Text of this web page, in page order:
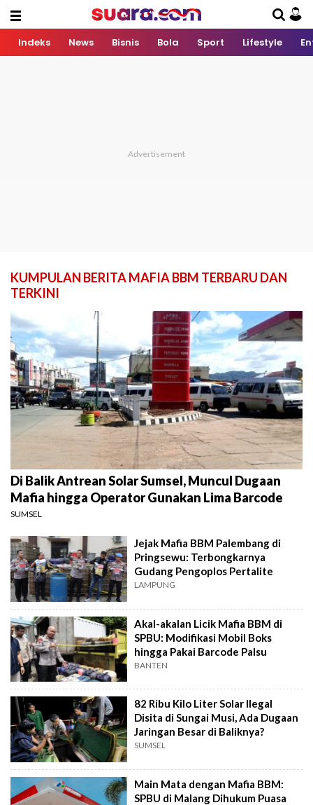
Indeks News Bisnis Bola Sport Lifestyle
KUMPULAN BERITA MAFIA BBM TERBARU DAN
TERKINI
Di Balik Antrean Solar Sumsel, Muncul Dugaan
Mafia hingga Operator Gunakan Lima Barcode
SUMSEL
Jejak Mafia BBM Palembang di
Pringsewu: Terbongkarnya
Gudang Pengoplos Pertalite
LAMPUNG
Akal-akalan Licik Mafia BBM di
SPBU: Modifikasi Mobil Boks
hingga Pakai Barcode Palsu
BANTEN
82 Ribu Kilo Liter Solar Ilegal
Disita di Sungai Musi, Ada Dugaan
Jaringan Besar di Baliknya?
SUMSEL
Main Mata dengan Mafia BBM:
SPBU di Malang Dihukum Puasa